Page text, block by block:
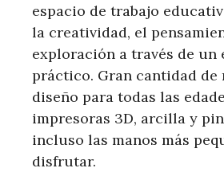
espacio de trabajo
la creatividad, el
exploración a través de un
práctico. Gran cantidad de
diseño para todas las
impresoras 3D, arcilla y
incluso las manos más
disfrutar.